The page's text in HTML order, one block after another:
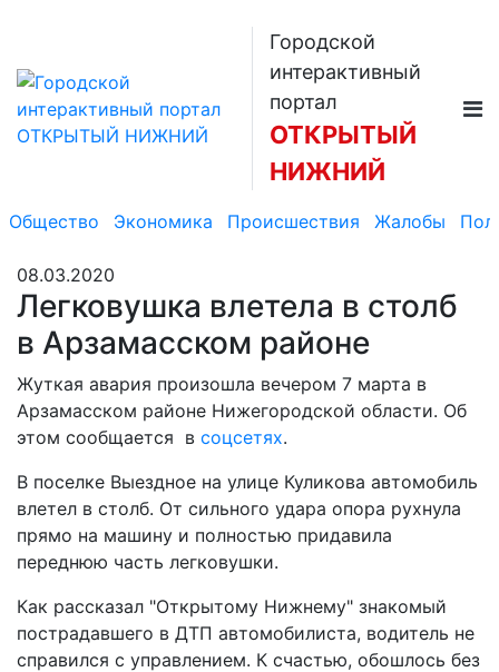
Городской
интерактивный
портал
ОТКРЫТЫЙ
НИЖНИЙ
Общество Экономика Происшествия Жалобы
08.03.2020
Легковушка влетела в столб
в Арзамасском районе
Жуткая авария произошла вечером 7 марта в
Арзамасском районе Нижегородской области. Об
этом сообщается в соцсетях.
В поселке Выездное на улице Куликова автомобиль
влетел в столб. От сильного удара опора рухнула
прямо на машину и полностью придавила
переднюю часть легковушки.
Как рассказал "Открытому Нижнему" знакомый
пострадавшего в ДТП автомобилиста, водитель не
справился с управлением. К счастью, обошлось без